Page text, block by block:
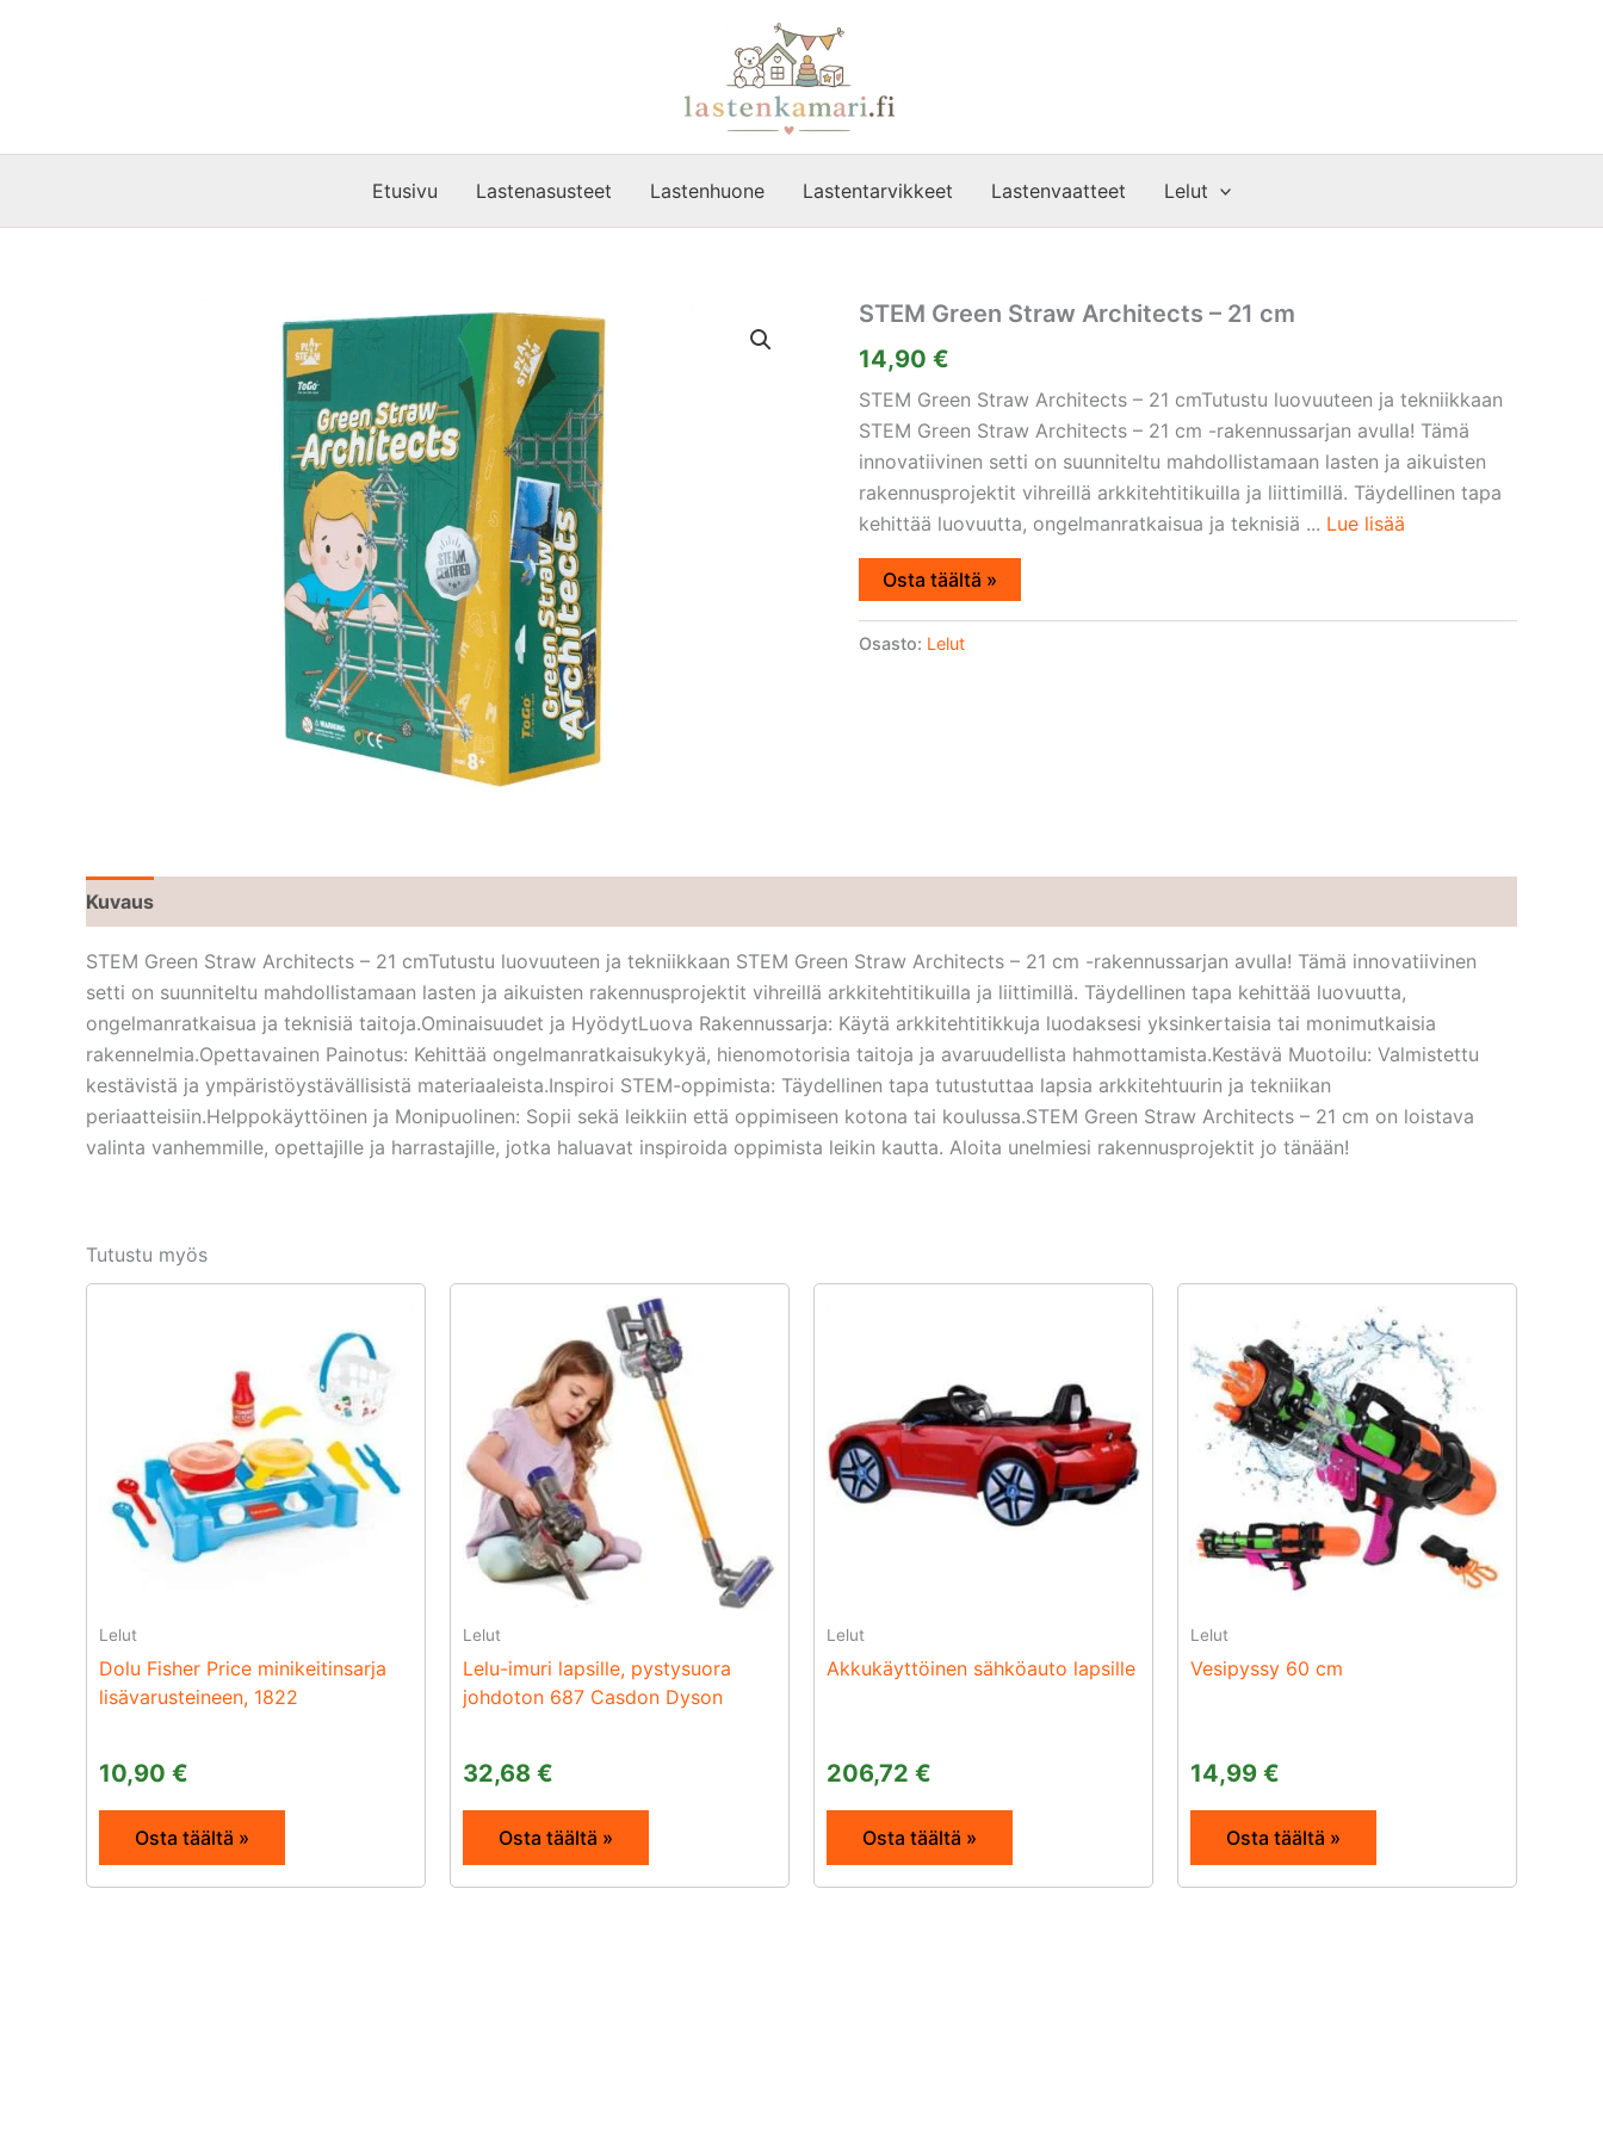
Etusivu Lastenasusteet Lastenhuone Lastentarvikkeet Lastenvaatteet Lelut
STEM Green Straw Architects – 21 cm
14,90 €
STEM Green Straw Architects – 21 cmTutustu luovuuteen ja tekniikkaan
STEM Green Straw Architects – 21 cm -rakennussarjan avulla! Tämä
innovatiivinen setti on suunniteltu mahdollistamaan lasten ja aikuisten
rakennusprojektit vihreillä arkkitehtitikuilla ja liittimillä. Täydellinen tapa
kehittää luovuutta, ongelmanratkaisua ja teknisiä ... Lue lisää
Osta täältä »
Osasto: Lelut
Kuvaus
STEM Green Straw Architects – 21 cmTutustu luovuuteen ja tekniikkaan STEM Green Straw Architects – 21 cm -rakennussarjan avulla! Tämä innovatiivinen
setti on suunniteltu mahdollistamaan lasten ja aikuisten rakennusprojektit vihreillä arkkitehtitikuilla ja liittimillä. Täydellinen tapa kehittää luovuutta,
ongelmanratkaisua ja teknisiä taitoja.Ominaisuudet ja HyödytLuova Rakennussarja: Käytä arkkitehtitikkuja luodaksesi yksinkertaisia tai monimutkaisia
rakennelmia.Opettavainen Painotus: Kehittää ongelmanratkaisukykyä, hienomotorisia taitoja ja avaruudellista hahmottamista.Kestävä Muotoilu: Valmistettu
kestävistä ja ympäristöystävällisistä materiaaleista.Inspiroi STEM-oppimista: Täydellinen tapa tutustuttaa lapsia arkkitehtuurin ja tekniikan
periaatteisiin.Helppokäyttöinen ja Monipuolinen: Sopii sekä leikkiin että oppimiseen kotona tai koulussa.STEM Green Straw Architects – 21 cm on loistava
valinta vanhemmille, opettajille ja harrastajille, jotka haluavat inspiroida oppimista leikin kautta. Aloita unelmiesi rakennusprojektit jo tänään!
Tutustu myös
Lelut
Dolu Fisher Price minikeitinsarja
lisävarusteineen, 1822
10,90 €
Osta täältä »
Lelut
Lelu-imuri lapsille, pystysuora
johdoton 687 Casdon Dyson
32,68 €
Osta täältä »
Lelut
Akkukäyttöinen sähköauto lapsille
206,72 €
Osta täältä »
Lelut
Vesipyssy 60 cm
14,99 €
Osta täältä »